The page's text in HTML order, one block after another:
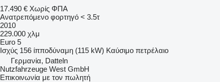
17.490 € Χωρίς ΦΠΑ
Ανατρεπόμενο φορτηγό < 3.5τ
2010
229.000 χλμ
Euro 5
Ισχύς 156 ίπποδύναμη (115 kW) Καύσιμο πετρέλαιο
Γερμανία, Datteln
Nutzfahrzeuge West GmbH
Επικοινωνία με τον πωλητή